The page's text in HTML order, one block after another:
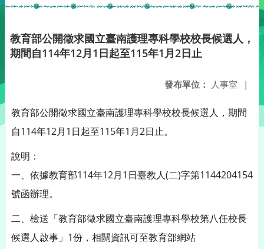
教育部公開徵求國立臺南護理專科學校校長候選人，
期間自114年12月1日起至115年1月2日止
發布單位： 人事室 |
教育部公開徵求國立臺南護理專科學校校長候選人，期間
自114年12月1日起至115年1月2日止。
說明：
一、依據教育部114年12月1日臺教人(二)字第1144204154
號函辦理。
二、檢送「教育部徵求國立臺南護理專科學校第八任校長
候選人啟事」1份，相關資訊可至教育部網站